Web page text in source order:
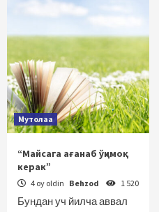
Мутолаа
“Майсага ағанаб ўқимоқ
керак”
4 oy oldin Behzod 1 520
Бундан уч йилча аввал